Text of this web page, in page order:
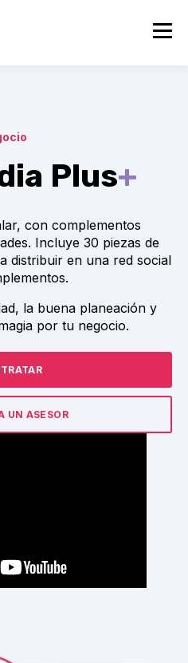
Plus+
con complementos
Incluye 30 piezas de
distribuir en una red social
la buena planeación y
por tu negocio.
UN ASESOR